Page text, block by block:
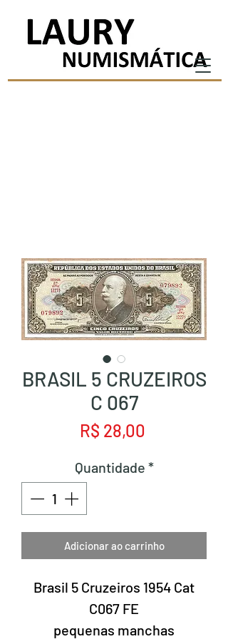
BRASIL 5 CRUZEIROS
C 067
R$ 28,00
Quantidade *
Adicionar ao carrinho
Brasil 5 Cruzeiros 1954 Cat
C067 FE
pequenas manchas